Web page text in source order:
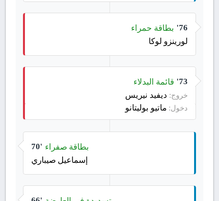
76'
بطاقة حمراء
لورينزو لوكا
73' قائمة البدلاء
خروج: ديفيد نيريس
دخول: ماتيو بوليتانو
70' بطاقة صفراء
إسماعيل صيباري